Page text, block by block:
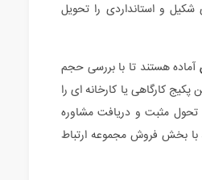
شکیل و استانداردی را تحویل
آماده هستند تا با بررسی حجم
کارگاهی یا کارخانه ای را
تحول مثبت و دریافت مشاوره
با بخش فروش مجموعه ارتباط